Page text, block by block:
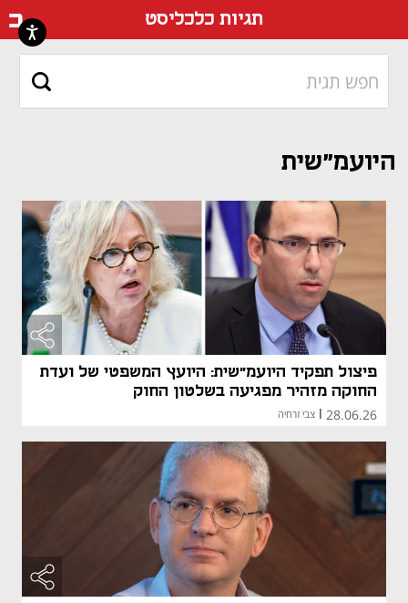
תגיות כלכליסט
היועמ"שית
פיצול תפקיד היועמ"שית: היועץ המשפטי של ועדת
החוקה מזהיר מפגיעה בשלטון החוק
28.06.26 צבי זרחיה